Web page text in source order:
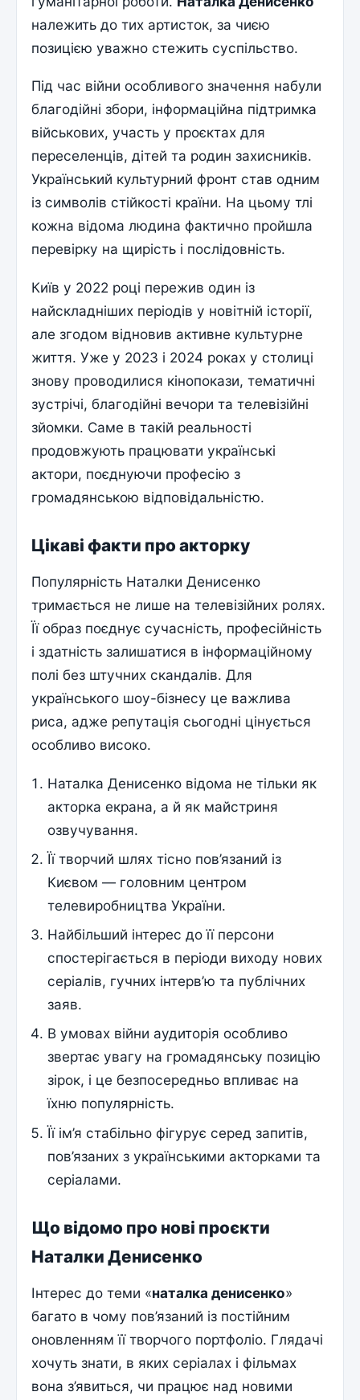
належить до тих артисток, за чиєю
позицією уважно стежить суспільство.
Під час війни особливого значення набули
благодійні збори, інформаційна підтримка
військових, участь у проєктах для
переселенців, дітей та родин захисників.
Український культурний фронт став одним
із символів стійкості країни. На цьому тлі
кожна відома людина фактично пройшла
перевірку на щирість і послідовність.
Київ у 2022 році пережив один із
найскладніших періодів у новітній історії,
але згодом відновив активне культурне
життя. Уже у 2023 і 2024 роках у столиці
знову проводилися кінопокази, тематичні
зустрічі, благодійні вечори та телевізійні
зйомки. Саме в такій реальності
продовжують працювати українські
актори, поєднуючи професію з
громадянською відповідальністю.
Цікаві факти про акторку
Популярність Наталки Денисенко
тримається не лише на телевізійних ролях.
Її образ поєднує сучасність, професійність
і здатність залишатися в інформаційному
полі без штучних скандалів. Для
українського шоу-бізнесу це важлива
риса, адже репутація сьогодні цінується
особливо високо.
Наталка Денисенко відома не тільки як
акторка екрана, а й як майстриня
озвучування.
Її творчий шлях тісно пов’язаний із
Києвом — головним центром
телевиробництва України.
Найбільший інтерес до її персони
спостерігається в періоди виходу нових
серіалів, гучних інтерв’ю та публічних
заяв.
В умовах війни аудиторія особливо
звертає увагу на громадянську позицію
зірок, і це безпосередньо впливає на
їхню популярність.
Її ім’я стабільно фігурує серед запитів,
пов’язаних з українськими акторками та
серіалами.
Що відомо про нові проєкти
Наталки Денисенко
Інтерес до теми «наталка денисенко»
багато в чому пов’язаний із постійним
оновленням її творчого портфоліо. Глядачі
хочуть знати, в яких серіалах і фільмах
вона з’явиться, чи працює над новими